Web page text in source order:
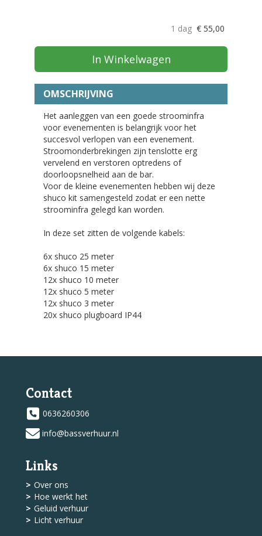
1 dag € 55,00
In Winkelwagen
OMSCHRIJVING
Het aanleggen van een goede stroominfra
voor evenementen is belangrijk voor het
succesvol verlopen van een evenement.
Stroomonderbrekingen zijn tenslotte erg
vervelend en verstoren optredens of
doorloopsnelheid aan de bar.
Voor de kleine evenementen hebben wij deze
shuco kit samengesteld zodat er een nette
stroominfra gelegd kan worden.
In deze set zitten de volgende kabels:
6x shuco 25 meter
6x shuco 15 meter
12x shuco 10 meter
12x shuco 5 meter
12x shuco 3 meter
20x shuco plugboard IP44
Contact
0636260306
info@bassverhuur.nl
Links
Over ons
Hoe werkt het
Geluid verhuur
Licht verhuur